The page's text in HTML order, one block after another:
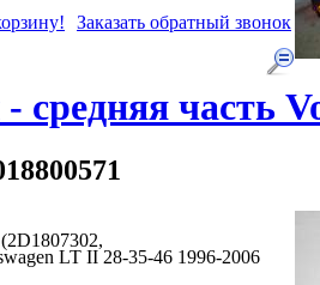
Заказать обратный звонок
средняя часть
LT II 28-35-46 1996-2006